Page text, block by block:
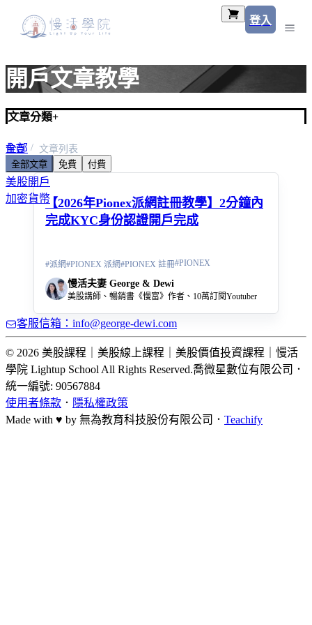
登入
開戶文章教學
文章分類+
全部
美股入門
美股開戶
加密貨幣
首頁
文章列表
全部文章
免費 付費
【2026年Pionex派網註冊教學】2分鐘內
完成KYC身份認證開戶完成
#派網#PIONEX 派網#PIONEX 註冊#PIONEX
慢活夫妻 George & Dewi
美股講師、暢銷書《慢富》作者、10萬訂閱Youtuber
客服信箱：info@george-dewi.com
© 2026 美股課程｜美股線上課程｜美股價值投資課程｜慢活
學院 Lightup School All Rights Reserved.喬微星數位有限公司 ．
統一編號: 90567884
使用者條款 ． 隱私權政策
Made with ♥ by 無為教育科技股份有限公司． Teachify